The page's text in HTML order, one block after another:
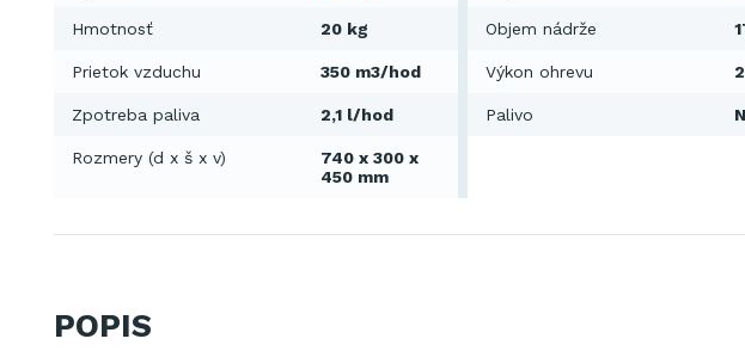
Hmotnosť 20 kg Objem nádrže
Prietok vzduchu 350 m3/hod Výkon ohrevu
Zpotreba paliva 2,1 l/hod Palivo
Rozmery (d x š x v)
740 x 300 x
450 mm
POPIS